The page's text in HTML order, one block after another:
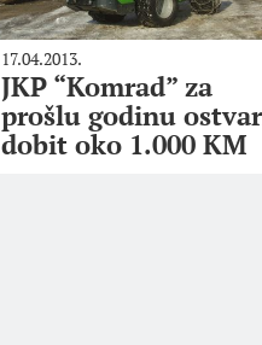
17.04.2013.
JKP “Komrad” za
prošlu godinu
dobit oko 1.000 KM